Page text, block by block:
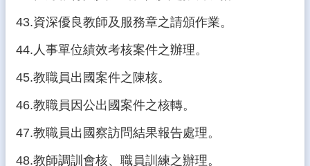
43.資深優良教師及服務章之請頒作業。
44.人事單位績效考核案件之辦理。
45.教職員出國案件之陳核。
46.教職員因公出國案件之核轉。
47.教職員出國察訪問結果報告處理。
48.教師調訓會核、職員訓練之辦理。